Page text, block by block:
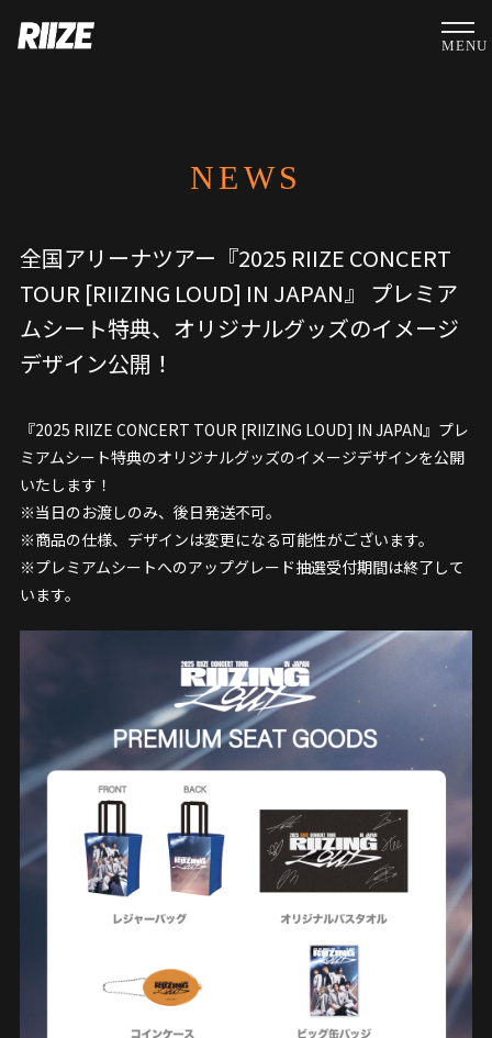
MENU
NEWS
全国アリーナツアー『2025 RIIZE CONCERT
TOUR [RIIZING LOUD] IN JAPAN』 プレミア
ムシート特典、オリジナルグッズのイメージ
デザイン公開！
『2025 RIIZE CONCERT TOUR [RIIZING LOUD] IN JAPAN』プレ
ミアムシート特典のオリジナルグッズのイメージデザインを公開
いたします！
※当日のお渡しのみ、後日発送不可。
※商品の仕様、デザインは変更になる可能性がございます。
※プレミアムシートへのアップグレード抽選受付期間は終了して
います。